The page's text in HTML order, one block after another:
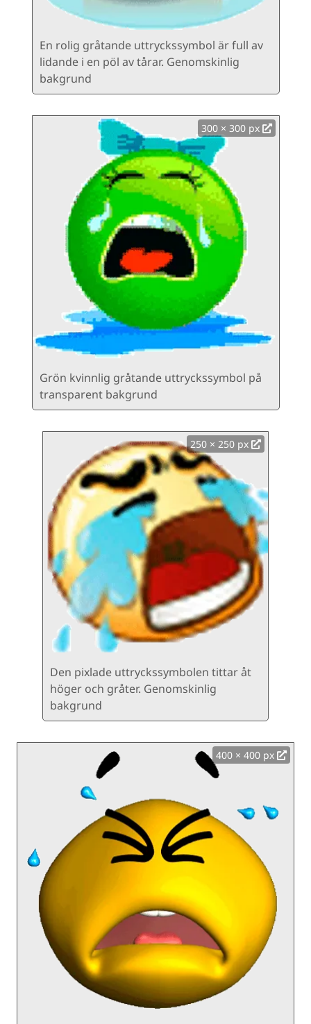
En rolig gråtande uttryckssymbol är full av
lidande i en pöl av tårar. Genomskinlig
bakgrund
300 × 300 px
Grön kvinnlig gråtande uttryckssymbol på
transparent bakgrund
250 × 250 px
Den pixlade uttryckssymbolen tittar åt
höger och gråter. Genomskinlig
bakgrund
400 × 400 px